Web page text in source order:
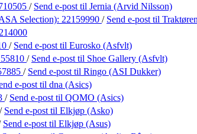
/ Send e-post til Jernia (Arvid Nilsson)
Selection): 22159990 / Send e-post til
/ Send e-post til Eurosko (Asfvlt)
/ Send e-post til Shoe Gallery (Asfvlt)
/ Send e-post til Ringo (ASI Dukker)
e-post til dna (Asics)
/ Send e-post til QOMO (Asics)
/ Send e-post til Elkjøp (Asko)
Send e-post til Elkjøp (Asus)